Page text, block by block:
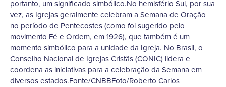
portanto, um significado simbólico.No hemisfério Sul, por sua
vez, as Igrejas geralmente celebram a Semana de Oração
no período de Pentecostes (como foi sugerido pelo
movimento Fé e Ordem, em 1926), que também é um
momento simbólico para a unidade da Igreja. No Brasil, o
Conselho Nacional de Igrejas Cristãs (CONIC) lidera e
coordena as iniciativas para a celebração da Semana em
diversos estados.Fonte/CNBBFoto/Roberto Carlos